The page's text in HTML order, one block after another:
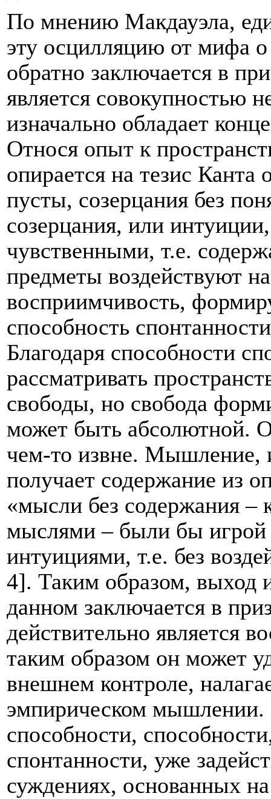
По мнению Макдауэла,
эту осцилляцию от мифа
обратно заключается в
является совокупностью
изначально обладает
Относя опыт к
опирается на тезис
пусты, созерцания без
созерцания, или
чувственными, т.е.
предметы воздействуют
восприимчивость,
способность
Благодаря способности
рассматривать
свободы, но свобода
может быть абсолютной.
чем-то извне. Мышление,
получает содержание из
«мысли без содержания –
мыслями – были бы игрой
интуициями, т.е. без
4]. Таким образом, выход
данном заключается в
действительно является
таким образом он может
внешнем контроле,
эмпирическом мышлении.
способности,
спонтанности, уже
суждениях, основанных